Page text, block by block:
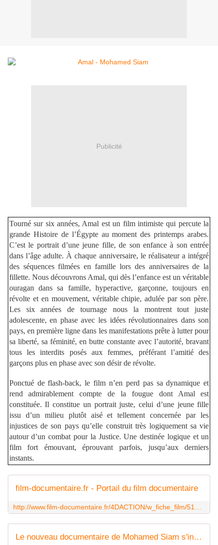
Publicité
Tourné sur six années, Amal est un film intimiste qui percute la
grande Histoire de l’Égypte au moment des printemps arabes.
C’est le portrait d’une jeune fille, de son enfance à son entrée
dans l’âge adulte. À chaque anniversaire, le réalisateur a intégré
des séquences filmées en famille lors des anniversaires de la
fillette. Nous découvrons Amal, qui dès l’enfance est un véritable
ouragan dans sa famille, hyperactive, garçonne, toujours en
révolte et en mouvement, véritable chipie, adulée par son père.
Les six années de tournage nous la montrent tout juste
adolescente, en phase avec les idées révolutionnaires dans son
pays, en première ligne dans les manifestations prête à lutter pour
sa liberté, sa féminité, en butte constante avec l’autorité, bravant
tous les interdits posés aux femmes, préférant l’amitié des
garçons plus en phase avec son désir de révolte.
Ponctué de flash-back, le film n’en perd pas sa dynamique et
rend admirablement compte de la fougue dont Amal est
constituée. Il constitue un portrait juste, celui d’une jeune fille
issu d’un milieu plutôt aisé et tellement concernée par les
injustices de son pays qu’elle construit très logiquement sa vie
autour d’un combat pour la Justice. Une destinée logique et un
film fort émouvant, éprouvant parfois, jusqu’aux derniers
instants.
film-documentaire.fr - Portail du film documentaire
Le nouveau documentaire de Mohamed Siam s'intitule " Amal ", et ça veut dire " espoir " - Le Blog documentaire